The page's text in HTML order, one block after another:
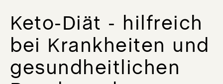
Keto-Diät - hilfreich
bei Krankheiten und
gesundheitlichen